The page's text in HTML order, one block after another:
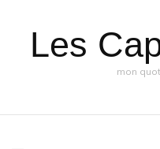
Les
mon